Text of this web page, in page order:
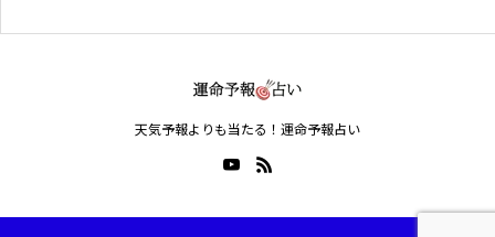
天気予報よりも当たる！運命予報占い